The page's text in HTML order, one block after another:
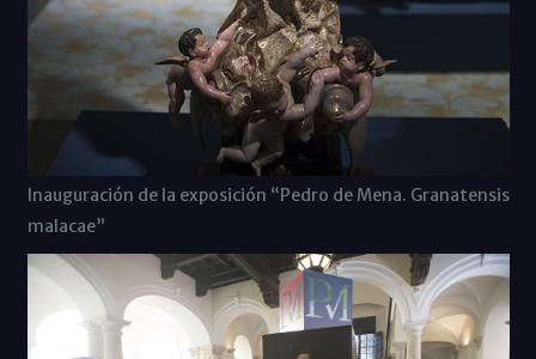
Inauguración de la exposición “Pedro de Mena. Granatensis
malacae”